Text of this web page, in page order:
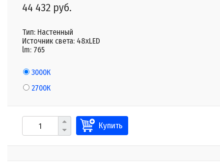
44 432 руб.
Тип: Настенный
Источник света: 48xLED
lm: 765
3000К
2700К
Купить